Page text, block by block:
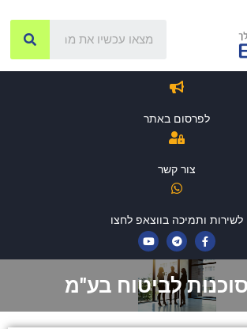
לפרסום באתר
צור קשר
לשירות ותמיכה בווצאפ לחצו
לביטוח בע"מ